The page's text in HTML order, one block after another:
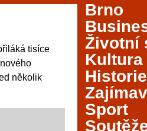
tisíce
několik
památky, skvělé
jiné je ale také
Brno
Životní
Kultura
Historie
Sport